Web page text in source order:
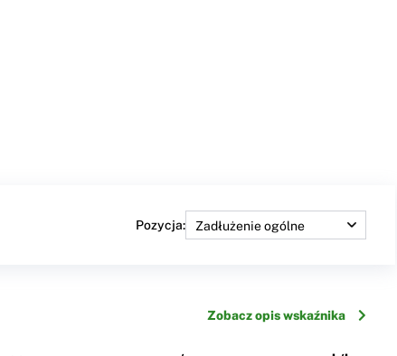
Pozycja:
Zobacz opis wskaźnika